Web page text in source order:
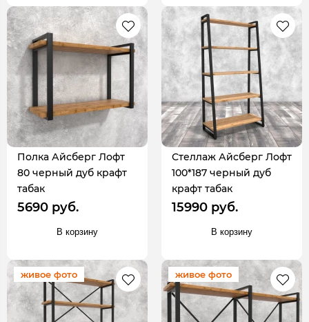
Полка Айсберг Лофт
80 черный дуб крафт
табак
5690 руб.
В корзину
Стеллаж Айсберг Лофт
100*187 черный дуб
крафт табак
15990 руб.
В корзину
живое фото живое фото